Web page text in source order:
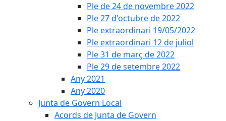
Ple de 24 de novembre 2022
Ple 27 d'octubre de 2022
Ple extraordinari 19/05/2022
Ple extraordinari 12 de juliol
Ple 31 de març de 2022
Ple 29 de setembre 2022
Any 2021
Any 2020
Junta de Govern Local
Acords de Junta de Govern